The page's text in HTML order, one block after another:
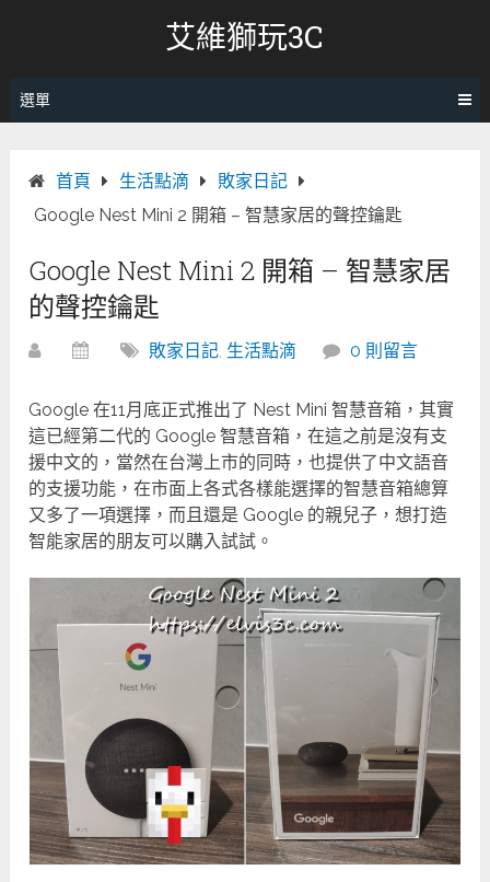
艾維獅玩3C
選單
首頁 生活點滴
敗家日記
Google Nest Mini 2 開箱 – 智慧家居的聲控鑰匙
Google Nest Mini 2 開箱 – 智慧家居
的聲控鑰匙
敗家日記, 生活點滴 0 則留言
Google 在11月底正式推出了 Nest Mini 智慧音箱，其實
這已經第二代的 Google 智慧音箱，在這之前是沒有支
援中文的，當然在台灣上市的同時，也提供了中文語音
的支援功能，在市面上各式各樣能選擇的智慧音箱總算
又多了一項選擇，而且還是 Google 的親兒子，想打造
智能家居的朋友可以購入試試。